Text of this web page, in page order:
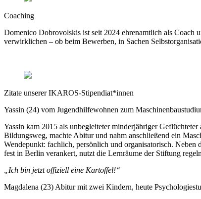
Coaching
Domenico Dobrovolskis ist seit 2024 ehrenamtlich als Coach
verwirklichen – ob beim Bewerben, in Sachen
Zitate unserer IKAROS-Stipendiat*innen
Yassin (24) vom Jugendhilfewohnen zum
Yassin kam 2015 als unbegleiteter minderjähriger
Bildungsweg, machte Abitur und nahm anschließend ein
Wendepunkt: fachlich, persönlich und organisatorisch. Neben
fest in Berlin verankert, nutzt die Lernräume der Stiftung
„Ich bin jetzt offiziell eine Kartoffel!“
Magdalena (23) Abitur mit zwei Kindern, heute